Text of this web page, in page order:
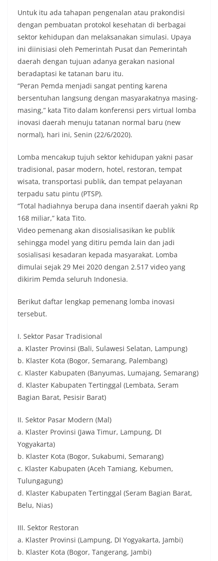
Untuk itu ada tahapan pengenalan atau prakondisi
dengan pembuatan protokol kesehatan di berbagai
sektor kehidupan dan melaksanakan simulasi. Upaya
ini diinisiasi oleh Pemerintah Pusat dan Pemerintah
daerah dengan tujuan adanya gerakan nasional
beradaptasi ke tatanan baru itu.
“Peran Pemda menjadi sangat penting karena
bersentuhan langsung dengan masyarakatnya masing-
masing,” kata Tito dalam konferensi pers virtual lomba
inovasi daerah menuju tatanan normal baru (new
normal), hari ini, Senin (22/6/2020).
Lomba mencakup tujuh sektor kehidupan yakni pasar
tradisional, pasar modern, hotel, restoran, tempat
wisata, transportasi publik, dan tempat pelayanan
terpadu satu pintu (PTSP).
“Total hadiahnya berupa dana insentif daerah yakni Rp
168 miliar,” kata Tito.
Video pemenang akan disosialisasikan ke publik
sehingga model yang ditiru pemda lain dan jadi
sosialisasi kesadaran kepada masyarakat. Lomba
dimulai sejak 29 Mei 2020 dengan 2.517 video yang
dikirim Pemda seluruh Indonesia.
Berikut daftar lengkap pemenang lomba inovasi
tersebut.
I. Sektor Pasar Tradisional
a. Klaster Provinsi (Bali, Sulawesi Selatan, Lampung)
b. Klaster Kota (Bogor, Semarang, Palembang)
c. Klaster Kabupaten (Banyumas, Lumajang, Semarang)
d. Klaster Kabupaten Tertinggal (Lembata, Seram
Bagian Barat, Pesisir Barat)
II. Sektor Pasar Modern (Mal)
a. Klaster Provinsi (Jawa Timur, Lampung, DI
Yogyakarta)
b. Klaster Kota (Bogor, Sukabumi, Semarang)
c. Klaster Kabupaten (Aceh Tamiang, Kebumen,
Tulungagung)
d. Klaster Kabupaten Tertinggal (Seram Bagian Barat,
Belu, Nias)
III. Sektor Restoran
a. Klaster Provinsi (Lampung, DI Yogyakarta, Jambi)
b. Klaster Kota (Bogor, Tangerang, Jambi)